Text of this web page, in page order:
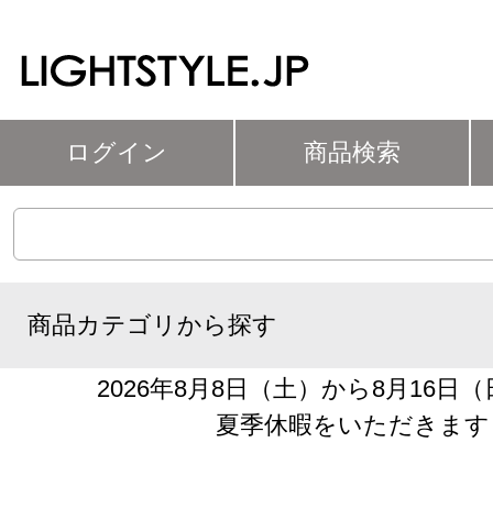
ログイン 商品検索
商品カテゴリから探す
2026年8月8日（土）から8月16日
夏季休暇をいただきます